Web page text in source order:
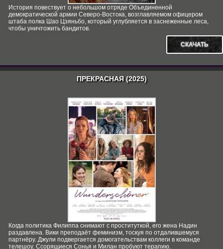
История повествует о небольшом отряде Объединенной
демократической армии Северо-Востока, возглавляемом офицером
штаба полка Шао Цзяньбо, который углубляется в заснеженные леса,
чтобы уничтожить бандитов.
СКАЧАТЬ
ПРЕКРАСНАЯ (2025)
Когда политика Филиппа снимают с проституткой, его жена Надин
раздавлена. Вики преподаёт феминизм, тоскуя по отдалившемуся
партнёру. Джули подвергается домогательствам коллеги в команде
телешоу. Ссорящиеся Сонья и Милан пробуют терапию.